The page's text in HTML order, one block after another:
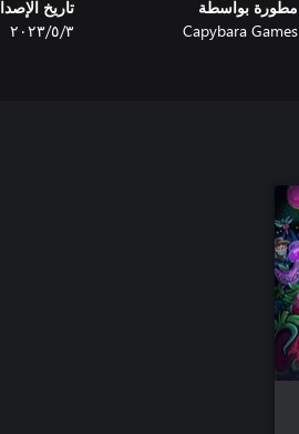
مطورة بواسطة
Capybara Games
تاريخ
٣‏/٥‏/٢٠٢٣